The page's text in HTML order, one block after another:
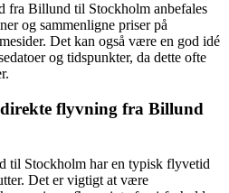
fra Billund til Stockholm anbefales
og sammenligne priser på
Det kan også være en god idé
og tidspunkter, da dette ofte
flyvning fra Billund
til Stockholm har en typisk flyvetid
Det er vigtigt at være